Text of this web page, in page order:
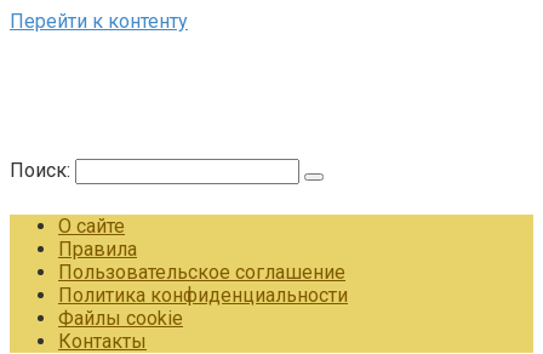
Перейти к контенту
Поиск:
О сайте
Правила
Пользовательское соглашение
Политика конфиденциальности
Файлы cookie
Контакты